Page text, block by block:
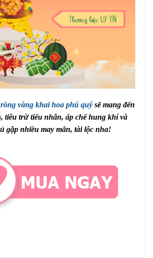
vàng khai hoa phú quý sẽ mang đến
tiêu trừ tiểu nhân, áp chế hung khí và
gặp nhiều may mắn, tài lộc nha!